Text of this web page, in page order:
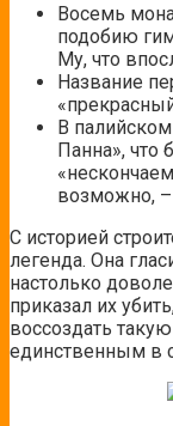
Восемь
подобию
Му, что
Название
В
Панна», что
возможно, –
С историей
легенда. Она
настолько
приказал их
воссоздать
единственным в